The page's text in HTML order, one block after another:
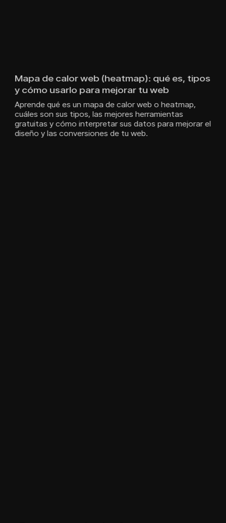
Mapa de calor web (heatmap): qué es, tipos
y cómo usarlo para mejorar tu web
Aprende qué es un mapa de calor web o heatmap,
cuáles son sus tipos, las mejores herramientas
gratuitas y cómo interpretar sus datos para mejorar el
diseño y las conversiones de tu web.